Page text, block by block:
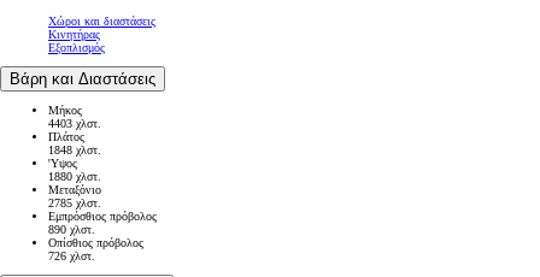
Χώροι και διαστάσεις
Κινητήρας
Εξοπλισμός
Βάρη και Διαστάσεις
Μήκος
4403 χλστ.
Πλάτος
1848 χλστ.
'Υψος
1880 χλστ.
Μεταξόνιο
2785 χλστ.
Εμπρόσθιος πρόβολος
890 χλστ.
Οπίσθιος πρόβολος
726 χλστ.